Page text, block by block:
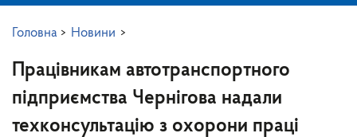
Головна > Новини >
Працівникам автотранспортного
підприємства Чернігова надали
техконсультацію з охорони праці